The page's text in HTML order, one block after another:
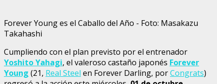
Forever Young es el Caballo del Año - Foto: Masakazu
Takahashi
Cumpliendo con el plan previsto por el entrenador
Yoshito Yahagi, el valeroso castaño japonés Forever
Young (21, Real Steel en Forever Darling, porCongrats)